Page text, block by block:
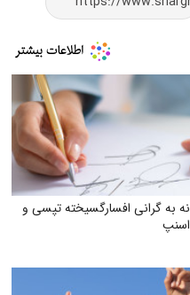
نه به گرانی افسارگسیخته تپسی و
اسنپ